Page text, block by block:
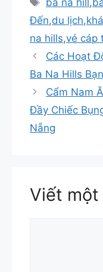
bà nà hill,
Đến,du lịch,
na hills,vé cáp
Các Hoạt
Ba Na Hills
Cẩm Nam
Đầy Chiếc
Nẵng
Viết một